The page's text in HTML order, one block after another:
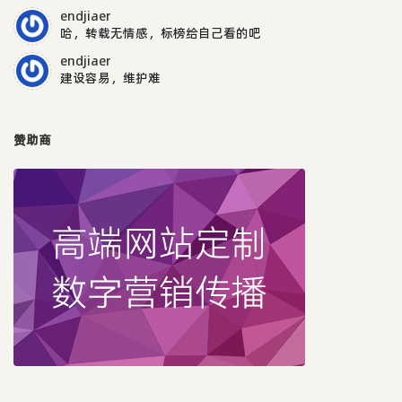
endjiaer
哈，转载无情感，标榜给自己看的吧
endjiaer
建设容易，维护难
赞助商